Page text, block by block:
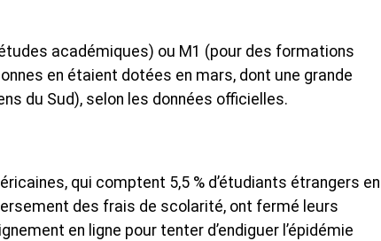
académiques) ou M1 (pour des formations
en étaient dotées en mars, dont une grande
du Sud), selon les données officielles.
qui comptent 5,5 % d’étudiants étrangers en
des frais de scolarité, ont fermé leurs
en ligne pour tenter d’endiguer l’épidémie